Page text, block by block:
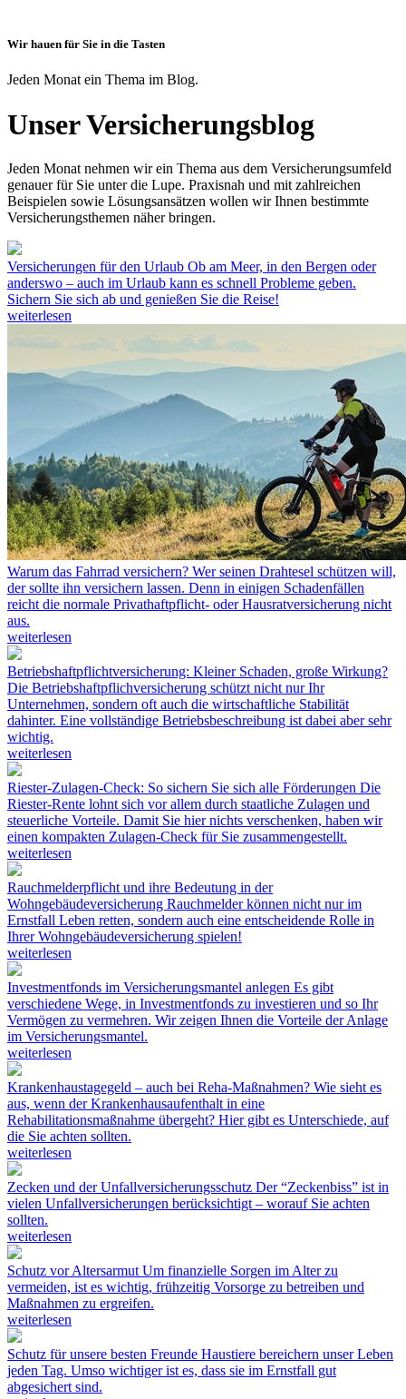
Wir hauen für Sie in die Tasten
Jeden Monat ein Thema im Blog.
Unser Versicherungsblog
Jeden Monat nehmen wir ein Thema aus dem Versicherungsumfeld
genauer für Sie unter die Lupe. Praxisnah und mit zahlreichen
Beispielen sowie Lösungsansätzen wollen wir Ihnen bestimmte
Versicherungsthemen näher bringen.
Versicherungen für den Urlaub Ob am Meer, in den Bergen oder
anderswo – auch im Urlaub kann es schnell Probleme geben.
Sichern Sie sich ab und genießen Sie die Reise!
weiterlesen
Warum das Fahrrad versichern? Wer seinen Drahtesel schützen will,
der sollte ihn versichern lassen. Denn in einigen Schadenfällen
reicht die normale Privathaftpflicht- oder Hausratversicherung nicht
aus.
weiterlesen
Betriebshaftpflichtversicherung: Kleiner Schaden, große Wirkung?
Die Betriebshaftpflichversicherung schützt nicht nur Ihr
Unternehmen, sondern oft auch die wirtschaftliche Stabilität
dahinter. Eine vollständige Betriebsbeschreibung ist dabei aber sehr
wichtig.
weiterlesen
Riester-Zulagen-Check: So sichern Sie sich alle Förderungen Die
Riester-Rente lohnt sich vor allem durch staatliche Zulagen und
steuerliche Vorteile. Damit Sie hier nichts verschenken, haben wir
einen kompakten Zulagen-Check für Sie zusammengestellt.
weiterlesen
Rauchmelderpflicht und ihre Bedeutung in der
Wohngebäudeversicherung Rauchmelder können nicht nur im
Ernstfall Leben retten, sondern auch eine entscheidende Rolle in
Ihrer Wohngebäudeversicherung spielen!
weiterlesen
Investmentfonds im Versicherungsmantel anlegen Es gibt
verschiedene Wege, in Investmentfonds zu investieren und so Ihr
Vermögen zu vermehren. Wir zeigen Ihnen die Vorteile der Anlage
im Versicherungsmantel.
weiterlesen
Krankenhaustagegeld – auch bei Reha-Maßnahmen? Wie sieht es
aus, wenn der Krankenhausaufenthalt in eine
Rehabilitationsmaßnahme übergeht? Hier gibt es Unterschiede, auf
die Sie achten sollten.
weiterlesen
Zecken und der Unfallversicherungsschutz Der “Zeckenbiss” ist in
vielen Unfallversicherungen berücksichtigt – worauf Sie achten
sollten.
weiterlesen
Schutz vor Altersarmut Um finanzielle Sorgen im Alter zu
vermeiden, ist es wichtig, frühzeitig Vorsorge zu betreiben und
Maßnahmen zu ergreifen.
weiterlesen
Schutz für unsere besten Freunde Haustiere bereichern unser Leben
jeden Tag. Umso wichtiger ist es, dass sie im Ernstfall gut
abgesichert sind.